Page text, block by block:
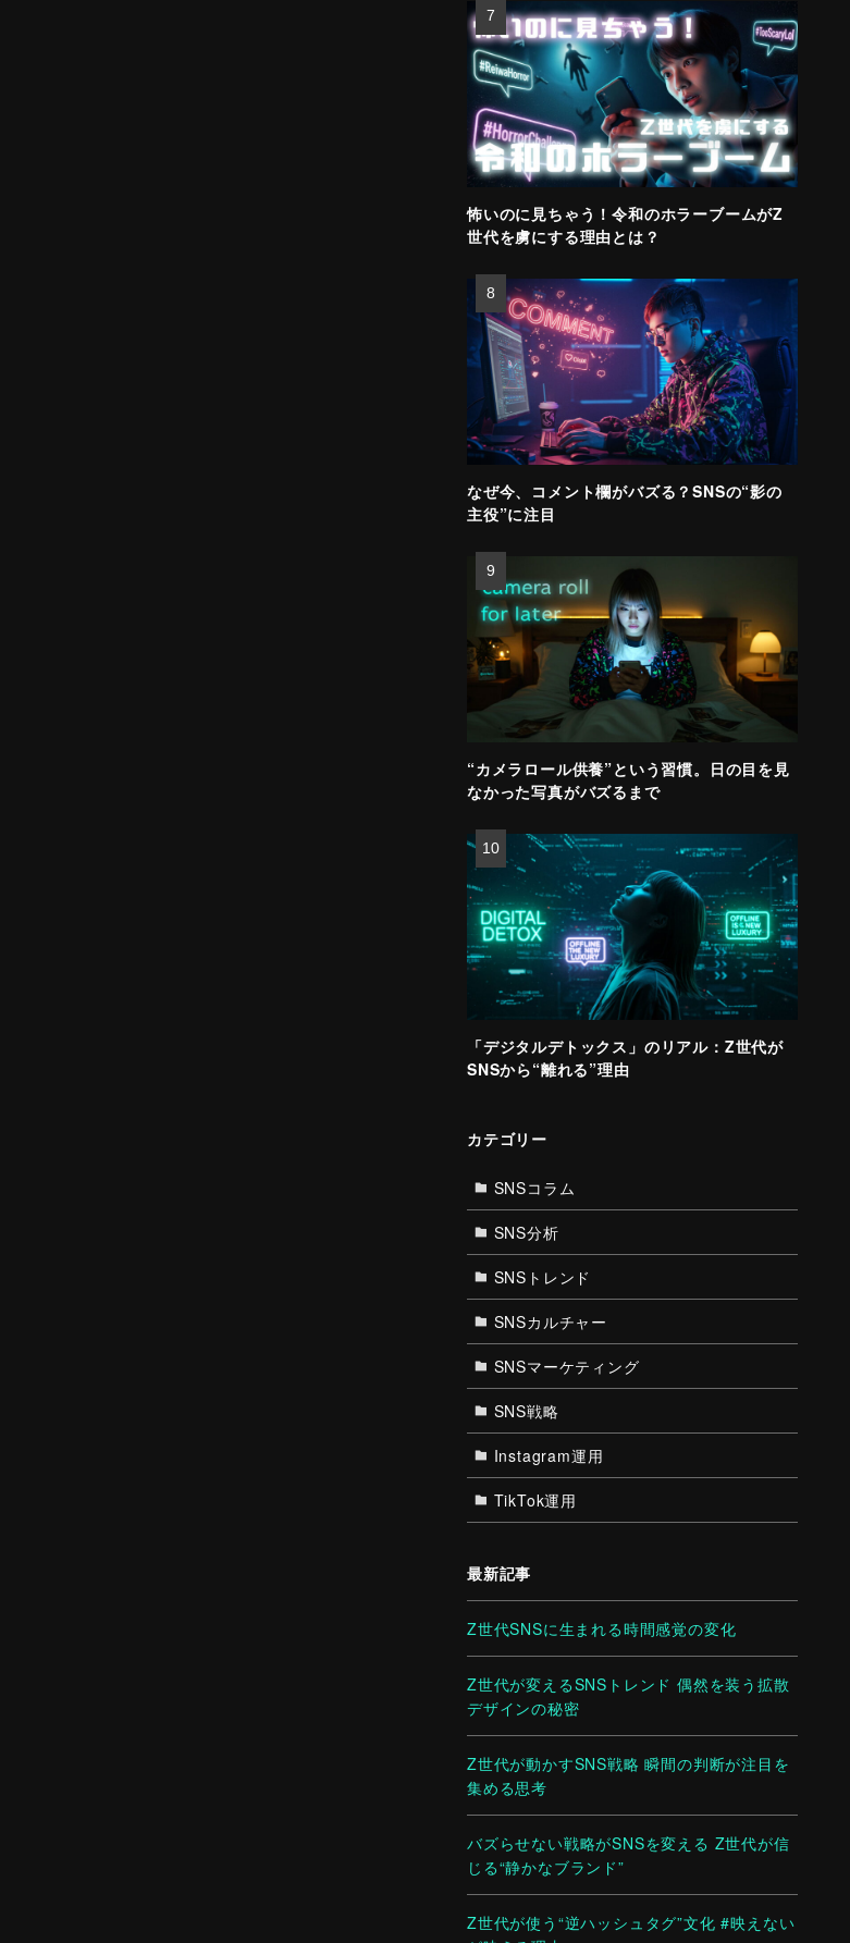
怖いのに見ちゃう！令和のホラーブームがZ
世代を虜にする理由とは？
なぜ今、コメント欄がバズる？SNSの“影の
主役”に注目
“カメラロール供養”という習慣。日の目を見
なかった写真がバズるまで
「デジタルデトックス」のリアル：Z世代が
SNSから“離れる”理由
カテゴリー
SNSコラム
SNS分析
SNSトレンド
SNSカルチャー
SNSマーケティング
SNS戦略
Instagram運用
TikTok運用
最新記事
Z世代SNSに生まれる時間感覚の変化
Z世代が変えるSNSトレンド 偶然を装う拡散
デザインの秘密
Z世代が動かすSNS戦略 瞬間の判断が注目を
集める思考
バズらせない戦略がSNSを変える Z世代が信
じる“静かなブランド”
Z世代が使う“逆ハッシュタグ”文化 #映えない